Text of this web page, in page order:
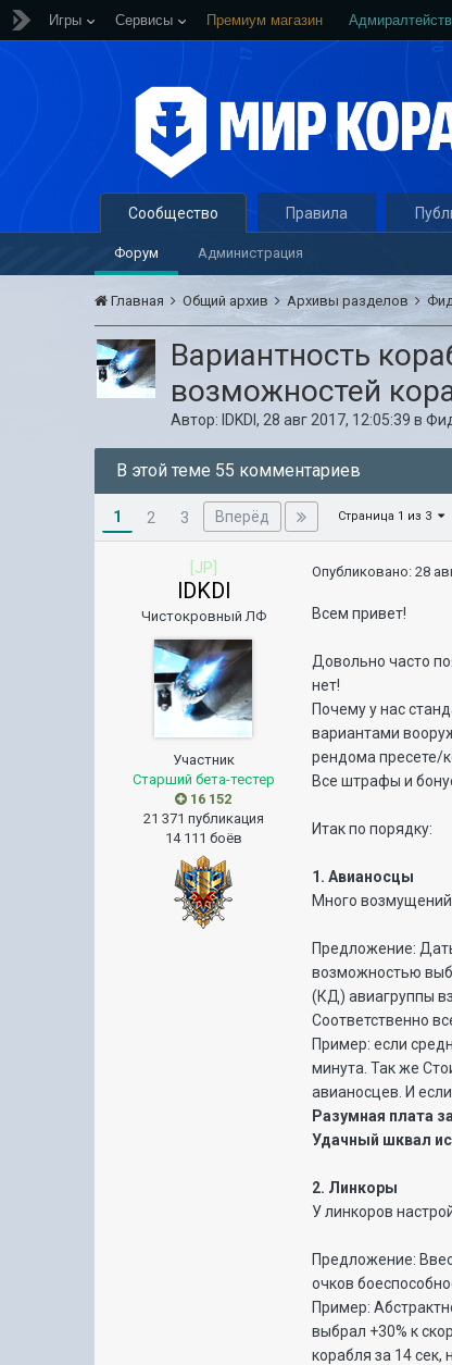
Игры Сервисы Премиум магазин
Сообщество
Форум Администрация
Правила
Главная Общий архив Архивы разделов
Вариантность
возможностей
Автор: lDKDl, 28 авг 2017, 12:05:39 в
В этой теме 55 комментариев
1 2 3 Вперёд Страница 1 из 3
[JP]
lDKDl
Чистокровный ЛФ
Участник
Старший бета-тестер
16 152
21 371 публикация
14 111 боёв
Опубликовано:28
Всем привет!
Довольно часто
нет!
Почему у нас
вариантами
рендома пресете/
Все штрафы и
Итак по порядку:
1. Авианосцы
Много возмущений
Предложение:
возможностью
(КД) авиагруппы
Соответственно
Пример: если
минута. Так же
авианосцев. И
Разумная плата
Удачный шквал
2. Линкоры
У линкоров
Предложение:
очков
Пример:
выбрал +30% к
корабля за 14 сек,